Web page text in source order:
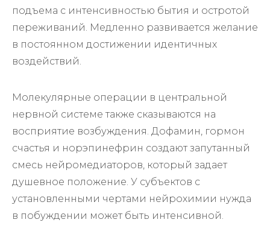
подъема с интенсивностью бытия и остротой
переживаний. Медленно развивается желание
в постоянном достижении идентичных
воздействий.
Молекулярные операции в центральной
нервной системе также сказываются на
восприятие возбуждения. Дофамин, гормон
счастья и норэпинефрин создают запутанный
смесь нейромедиаторов, который задает
душевное положение. У субъектов с
установленными чертами нейрохимии нужда
в побуждении может быть интенсивной.